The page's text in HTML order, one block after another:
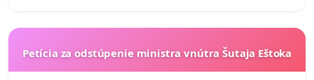
Petícia za odstúpenie ministra vnútra Šutaja Eštoka